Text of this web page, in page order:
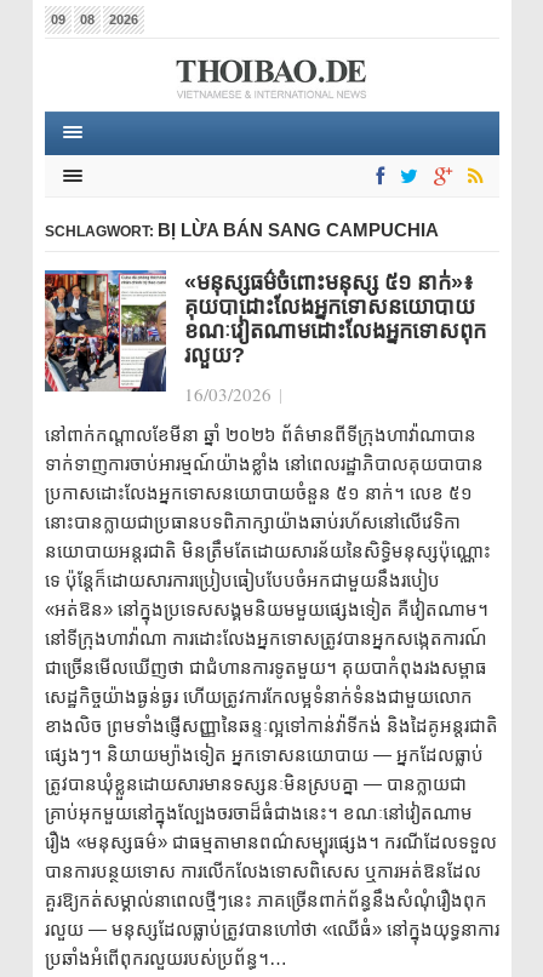
09 08 2026
SCHLAGWORT: BỊ LỪA BÁN SANG CAMPUCHIA
«មនុស្សធម៌ចំពោះមនុស្ស ៥១ នាក់»៖
គុយបាដោះលែងអ្នកទោសនយោបាយ
ខណៈវៀតណាមដោះលែងអ្នកទោសពុក
រលួយ?
16/03/2026 |
នៅពាក់កណ្តាលខែមីនា ឆ្នាំ ២០២៦ ព័ត៌មានពីទីក្រុងហាវ៉ាណាបាន
ទាក់ទាញការចាប់អារម្មណ៍យ៉ាងខ្លាំង នៅពេលរដ្ឋាភិបាលគុយបាបាន
ប្រកាសដោះលែងអ្នកទោសនយោបាយចំនួន ៥១ នាក់។ លេខ ៥១
នោះបានក្លាយជាប្រធានបទពិភាក្សាយ៉ាងឆាប់រហ័សនៅលើវេទិកា
នយោបាយអន្តរជាតិ មិនត្រឹមតែដោយសារន័យនៃសិទ្ធិមនុស្សប៉ុណ្ណោះ
ទេ ប៉ុន្តែក៏ដោយសារការប្រៀបធៀបបែបចំអកជាមួយនឹងរបៀប
«អត់ឱន» នៅក្នុងប្រទេសសង្គមនិយមមួយផ្សេងទៀត គឺវៀតណាម។
នៅទីក្រុងហាវ៉ាណា ការដោះលែងអ្នកទោសត្រូវបានអ្នកសង្កេតការណ៍
ជាច្រើនមើលឃើញថា ជាជំហានការទូតមួយ។ គុយបាកំពុងរងសម្ពាធ
សេដ្ឋកិច្ចយ៉ាងធ្ងន់ធ្ងរ ហើយត្រូវការកែលម្អទំនាក់ទំនងជាមួយលោក
ខាងលិច ព្រមទាំងផ្ញើសញ្ញានៃឆន្ទៈល្អទៅកាន់វ៉ាទីកង់ និងដៃគូអន្តរជាតិ
ផ្សេងៗ។ និយាយម្យ៉ាងទៀត អ្នកទោសនយោបាយ — អ្នកដែលធ្លាប់
ត្រូវបានឃុំខ្លួនដោយសារមានទស្សនៈមិនស្របគ្នា — បានក្លាយជា
គ្រាប់អុកមួយនៅក្នុងល្បែងចរចាដ៏ធំជាងនេះ។ ខណៈនៅវៀតណាម
រឿង «មនុស្សធម៌» ជាធម្មតាមានពណ៌សម្បុរផ្សេង។ ករណីដែលទទួល
បានការបន្ថយទោស ការលើកលែងទោសពិសេស ឬការអត់ឱនដែល
គួរឱ្យកត់សម្គាល់នាពេលថ្មីៗនេះ ភាគច្រើនពាក់ព័ន្ធនឹងសំណុំរឿងពុក
រលួយ — មនុស្សដែលធ្លាប់ត្រូវបានហៅថា «ឈើធំ» នៅក្នុងយុទ្ធនាការ
ប្រឆាំងអំពើពុករលួយរបស់ប្រព័ន្ធ។…